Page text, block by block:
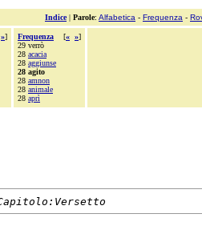
Indice| Parole: Alfabetica - Frequenza -
»]
Frequenza [« »]
29 verrò
28 acacia
28 aggiunse
28 agito
28 amnon
28 animale
28 aprì